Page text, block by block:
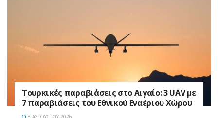
Τουρκικές παραβιάσεις στο Αιγαίο: 3 UAV με
7 παραβιάσεις του Εθνικού Εναέριου Χώρου
8 ΑΥΓΟΎΣΤΟΥ 2026